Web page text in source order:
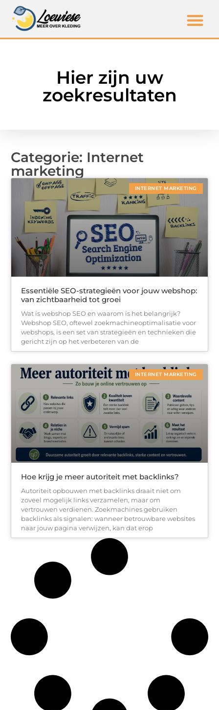
Hier zijn uw
zoekresultaten
Categorie: Internet
marketing
INTERNET MARKETING
Essentiële SEO-strategieën voor jouw webshop:
van zichtbaarheid tot groei
Wat is webshop SEO en waarom is het belangrijk?
Webshop SEO, oftewel zoekmachineoptimalisatie voor
webshops, is een set van strategieën en technieken die
gericht zijn op het verbeteren van de
INTERNET MARKETING
Hoe krijg je meer autoriteit met backlinks?
Autoriteit opbouwen met backlinks draait niet om
zoveel mogelijk links verzamelen, maar om
vertrouwen verdienen. Zoekmachines gebruiken
backlinks als signalen: wanneer betrouwbare websites
naar jouw pagina verwijzen, kan dat erop